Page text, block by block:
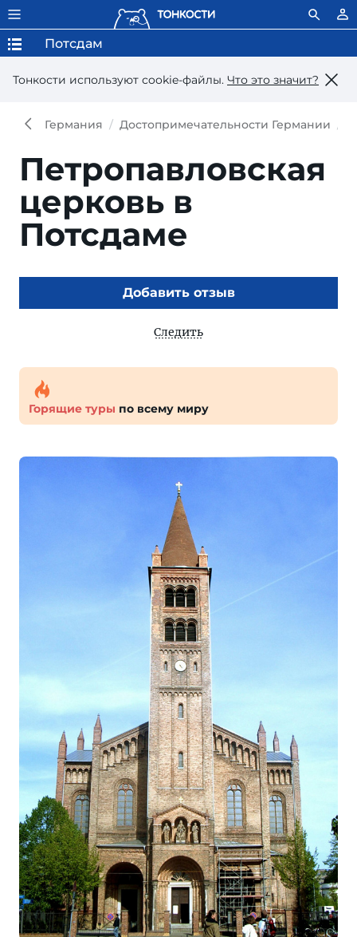
Тонкости используют сookie-файлы. Что это значит?
Потсдам
Германия Достопримечательности Германии
Петропавловская
церковь в
Потсдаме
Добавить отзыв
Следить
Горящие туры по всему миру